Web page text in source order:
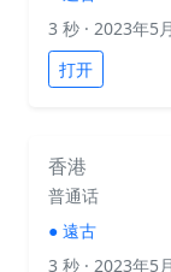
3 秒 · 2023年5
打开
香港
普通话
● 遠古
3 秒 · 2023年5